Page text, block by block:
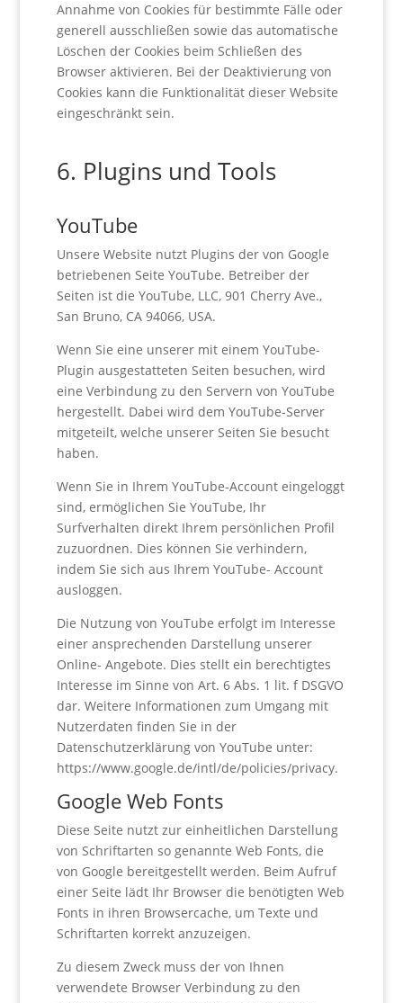
Annahme von Cookies für bestimmte Fälle oder
generell ausschließen sowie das automatische
Löschen der Cookies beim Schließen des
Browser aktivieren. Bei der Deaktivierung von
Cookies kann die Funktionalität dieser Website
eingeschränkt sein.
6. Plugins und Tools
YouTube
Unsere Website nutzt Plugins der von Google
betriebenen Seite YouTube. Betreiber der
Seiten ist die YouTube, LLC, 901 Cherry Ave.,
San Bruno, CA 94066, USA.
Wenn Sie eine unserer mit einem YouTube-
Plugin ausgestatteten Seiten besuchen, wird
eine Verbindung zu den Servern von YouTube
hergestellt. Dabei wird dem YouTube-Server
mitgeteilt, welche unserer Seiten Sie besucht
haben.
Wenn Sie in Ihrem YouTube-Account eingeloggt
sind, ermöglichen Sie YouTube, Ihr
Surfverhalten direkt Ihrem persönlichen Profil
zuzuordnen. Dies können Sie verhindern,
indem Sie sich aus Ihrem YouTube- Account
ausloggen.
Die Nutzung von YouTube erfolgt im Interesse
einer ansprechenden Darstellung unserer
Online- Angebote. Dies stellt ein berechtigtes
Interesse im Sinne von Art. 6 Abs. 1 lit. f DSGVO
dar. Weitere Informationen zum Umgang mit
Nutzerdaten finden Sie in der
Datenschutzerklärung von YouTube unter:
https://www.google.de/intl/de/policies/privacy.
Google Web Fonts
Diese Seite nutzt zur einheitlichen Darstellung
von Schriftarten so genannte Web Fonts, die
von Google bereitgestellt werden. Beim Aufruf
einer Seite lädt Ihr Browser die benötigten Web
Fonts in ihren Browsercache, um Texte und
Schriftarten korrekt anzuzeigen.
Zu diesem Zweck muss der von Ihnen
verwendete Browser Verbindung zu den